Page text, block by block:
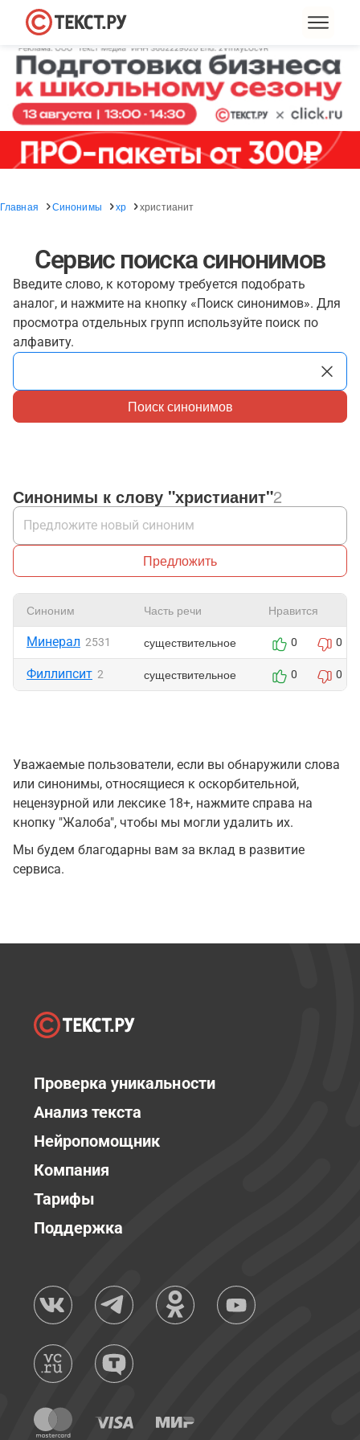
Главная Синонимы хр христианит
Сервис поиска синонимов
Введите слово, к которому требуется подобрать
аналог, и нажмите на кнопку «Поиск синонимов». Для
просмотра отдельных групп используйте поиск по
алфавиту.
Поиск синонимов
Синонимы к слову "христианит"2
Предложить
Синоним Часть речи Нравится
Минерал 2531 существительное 0 0
Филлипсит 2 существительное 0 0
Уважаемые пользователи, если вы обнаружили слова
или синонимы, относящиеся к оскорбительной,
нецензурной или лексике 18+, нажмите справа на
кнопку "Жалоба", чтобы мы могли удалить их.
Мы будем благодарны вам за вклад в развитие
сервиса.
Проверка уникальности
Анализ текста
Нейропомощник
Компания
Тарифы
Поддержка